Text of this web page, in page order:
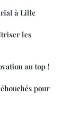
à Lille
les
au top !
pour